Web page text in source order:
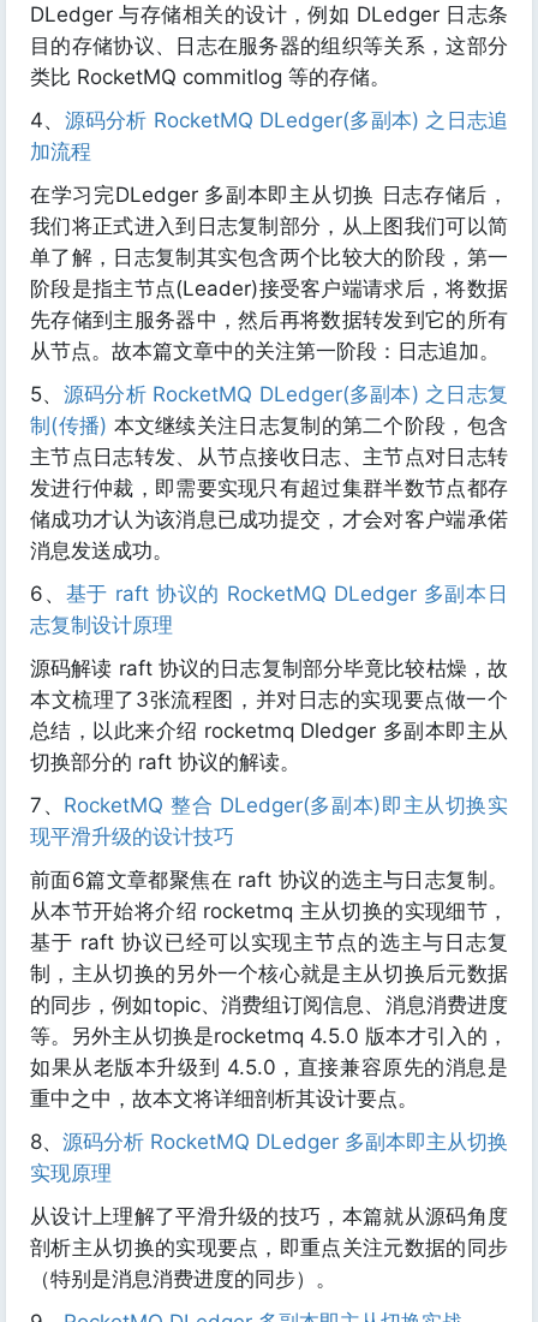
DLedger 与存储相关的设计，例如 DLedger 日志条
目的存储协议、日志在服务器的组织等关系，这部分
类比 RocketMQ commitlog 等的存储。
4、 源码分析 RocketMQ DLedger(多副本) 之日志追
加流程
在学习完DLedger 多副本即主从切换 日志存储后，
我们将正式进入到日志复制部分，从上图我们可以简
单了解，日志复制其实包含两个比较大的阶段，第一
阶段是指主节点(Leader)接受客户端请求后，将数据
先存储到主服务器中，然后再将数据转发到它的所有
从节点。故本篇文章中的关注第一阶段：日志追加。
5、 源码分析 RocketMQ DLedger(多副本) 之日志复
制(传播) 本文继续关注日志复制的第二个阶段，包含
主节点日志转发、从节点接收日志、主节点对日志转
发进行仲裁，即需要实现只有超过集群半数节点都存
储成功才认为该消息已成功提交，才会对客户端承偌
消息发送成功。
6、 基于 raft 协议的 RocketMQ DLedger 多副本日
志复制设计原理
源码解读 raft 协议的日志复制部分毕竟比较枯燥，故
本文梳理了3张流程图，并对日志的实现要点做一个
总结，以此来介绍 rocketmq Dledger 多副本即主从
切换部分的 raft 协议的解读。
7、 RocketMQ 整合 DLedger(多副本)即主从切换实
现平滑升级的设计技巧
前面6篇文章都聚焦在 raft 协议的选主与日志复制。
从本节开始将介绍 rocketmq 主从切换的实现细节，
基于 raft 协议已经可以实现主节点的选主与日志复
制，主从切换的另外一个核心就是主从切换后元数据
的同步，例如topic、消费组订阅信息、消息消费进度
等。另外主从切换是rocketmq 4.5.0 版本才引入的，
如果从老版本升级到 4.5.0，直接兼容原先的消息是
重中之中，故本文将详细剖析其设计要点。
8、 源码分析 RocketMQ DLedger 多副本即主从切换
实现原理
从设计上理解了平滑升级的技巧，本篇就从源码角度
剖析主从切换的实现要点，即重点关注元数据的同步
（特别是消息消费进度的同步）。